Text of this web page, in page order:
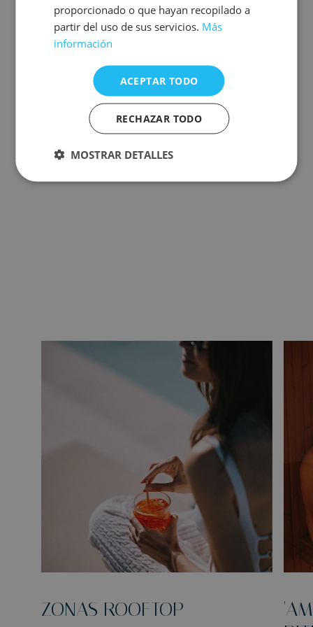
ZONAS ROOFTOP
proporcionado o que hayan recopilado a
partir del uso de sus servicios. Más
información
ACEPTAR TODO
RECHAZAR TODO
MOSTRAR DETALLES